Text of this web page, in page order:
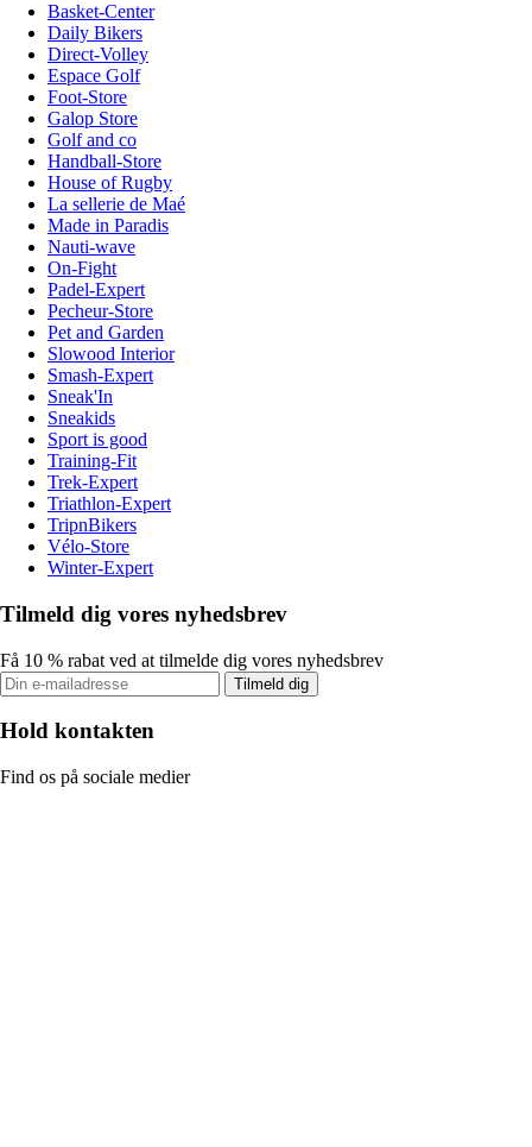
Basket-Center
Daily Bikers
Direct-Volley
Espace Golf
Foot-Store
Galop Store
Golf and co
Handball-Store
House of Rugby
La sellerie de Maé
Made in Paradis
Nauti-wave
On-Fight
Padel-Expert
Pecheur-Store
Pet and Garden
Slowood Interior
Smash-Expert
Sneak'In
Sneakids
Sport is good
Training-Fit
Trek-Expert
Triathlon-Expert
TripnBikers
Vélo-Store
Winter-Expert
Tilmeld dig vores nyhedsbrev
Få 10 % rabat ved at tilmelde dig vores nyhedsbrev
Tilmeld dig
Hold kontakten
Find os på sociale medier